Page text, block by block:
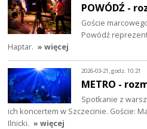
POWÓDŹ -
Goście
Powódź
Haptar. » więcej
2026-03-21, godz. 10:21
METRO -
Spotkanie z
ich koncertem w Szczecinie. Goście:
Ilnicki. » więcej